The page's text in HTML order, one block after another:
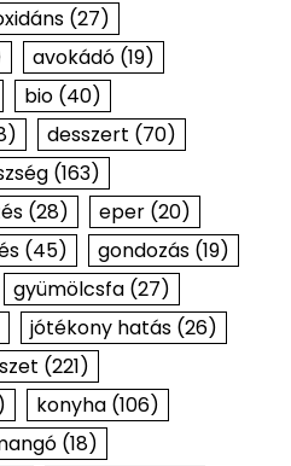
(27)
avokádó(19)
bio(40)
desszert (70)
(163)
(28) eper(20)
(45) gondozás(19)
gyümölcsfa(27)
jótékony hatás(26)
(221)
konyha(106)
(18)